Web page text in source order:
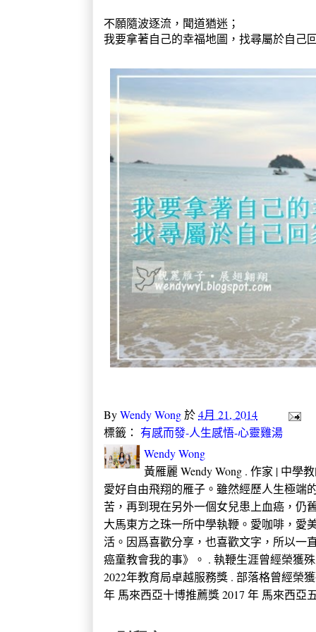
不願隨波逐流，聞道猶迷；
我要拿著自己的幸福地圖，找尋屬於自己
ByWendy Wong於4月 21, 2014
標籤： 有感而發-人生感悟-心靈雞湯
Wendy Wong
黃雁麗 Wendy Wong . 作家 | 中學
愛好自由飛翔的雁子。雖然經歷人生極端
苦，再到現在另外一個女兒患上血癌，仍
大馬東方之珠一所中學執鞭。愛咖啡，愛
活。因爲喜歡分享，也喜歡文字，所以一
癌童教會我的事》。 . 執鞭生涯曾經榮獲殊
2022年教育局卓越服務獎 . 部落格曾經榮
年 馬來西亞十博推薦獎 2017 年 馬來西亞